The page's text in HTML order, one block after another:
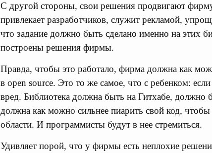
С другой стороны, свои решения продвигают
привлекает разработчиков, служит рекламой,
что задание должно быть сделано именно на этих
построены решения фирмы.
Правда, чтобы это работало, фирма должна как
в open source. Это то же самое, что с ребенком:
вред. Библиотека должна быть на Гитхабе,
должна как можно сильнее пиарить свой код, чтобы
области. И программисты будут в нее стремиться.
Удивляет порой, что у фирмы есть неплохие